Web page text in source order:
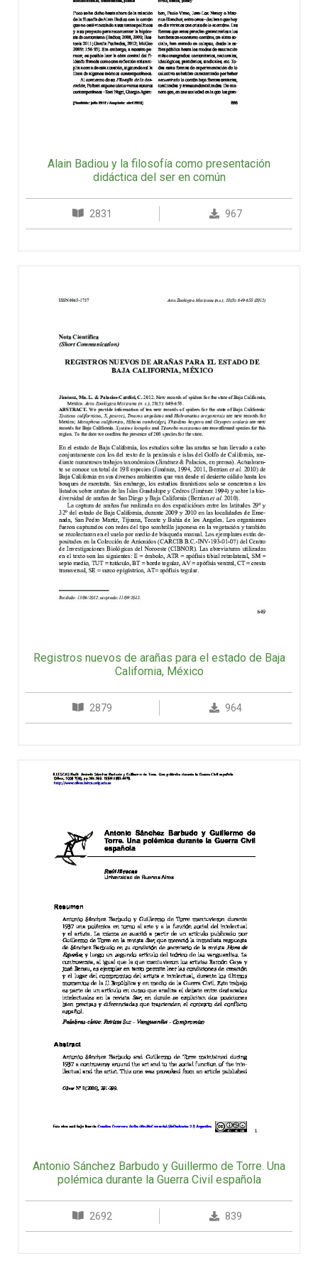
Alain Badiou y la filosofía como presentación
didáctica del ser en común
2831 967
Registros nuevos de arañas para el estado de Baja
California, México
2879 964
Antonio Sánchez Barbudo y Guillermo de Torre. Una
polémica durante la Guerra Civil española
2692 839